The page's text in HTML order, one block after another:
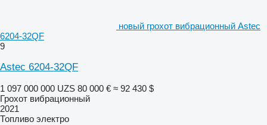
новый грохот вибрационный Astec
6204-32QF
9
Astec 6204-32QF
1 097 000 000 UZS 80 000 € ≈ 92 430 $
Грохот вибрационный
2021
Топливо электро